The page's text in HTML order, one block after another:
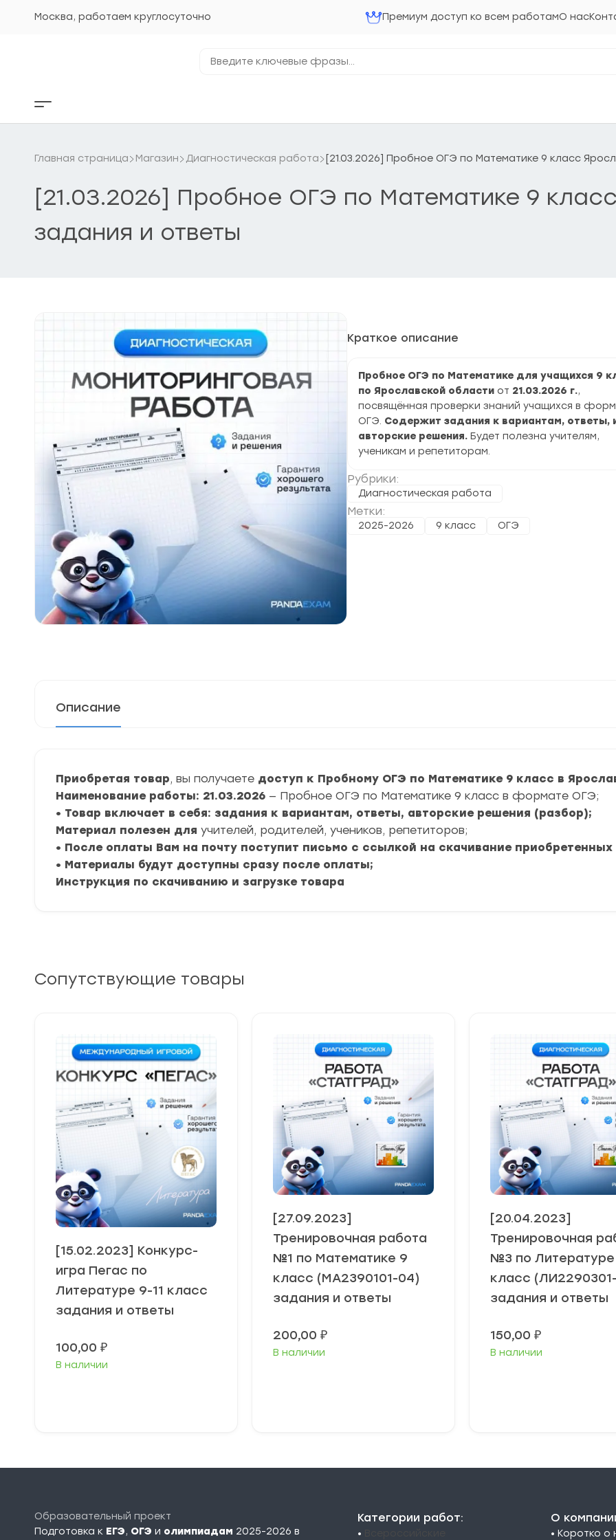
Москва, работаем круглосуточно Премиум доступ ко всем работамО нас
ключевые
Кнопка
бокового
Главная страница Магазин Диагностическая работа [21.03.2026] Пробное ОГЭ по Математике 9 класс
[21.03.2026] Пробное ОГЭ по Математике 9
задания и ответы
Краткое описание
Пробное ОГЭ по Математике для учащихся 9
по Ярославской области от 21.03.2026 г.,
посвящённая проверки знаний учащихся в
ОГЭ. Содержит задания к вариантам, ответы,
авторские решения. Будет полезна учителям,
ученикам и репетиторам.
Рубрики:
Диагностическая работа
Метки:
2025-2026 9 класс ОГЭ
Описание
Приобретая товар, вы получаете доступ к Пробному ОГЭ по Математике 9 класс в
Наименование работы: 21.03.2026 — Пробное ОГЭ по Математике 9 класс в формате ОГЭ;
• Товар включает в себя: задания к вариантам, ответы, авторские решения (разбор);
Материал полезен для учителей, родителей, учеников, репетиторов;
• После оплаты Вам на почту поступит письмо с ссылкой на скачивание приобретенных
• Материалы будут доступны сразу после оплаты;
Инструкция по скачиванию и загрузке товара
Сопутствующие товары
[15.02.2023] Конкурс-
игра Пегас по
Литературе 9-11 класс
задания и ответы
100,00 ₽
В наличии
[27.09.2023]
Тренировочная работа
№1 по Математике 9
класс (МА2390101-04)
задания и ответы
200,00 ₽
В наличии
[20.04.2023]
Тренировочная
№3 по
класс
задания и ответы
150,00 ₽
В наличии
Образовательный проект
Подготовка к ЕГЭ, ОГЭ и олимпиадам 2025-2026 в
Категории работ:
•
О
• Коротко о